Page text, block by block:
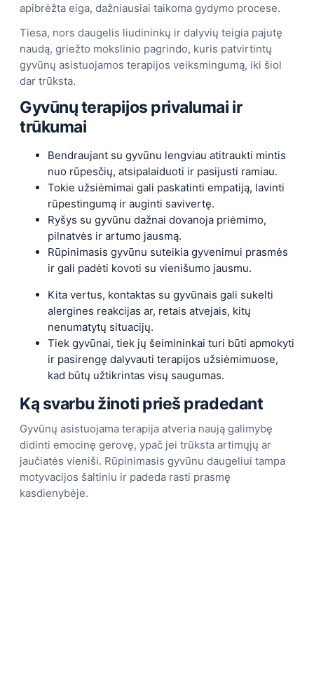
apibrėžta eiga, dažniausiai taikoma gydymo procese.
Tiesa, nors daugelis liudininkų ir dalyvių teigia pajutę
naudą, griežto mokslinio pagrindo, kuris patvirtintų
gyvūnų asistuojamos terapijos veiksmingumą, iki šiol
dar trūksta.
Gyvūnų terapijos privalumai ir
trūkumai
Bendraujant su gyvūnu lengviau atitraukti mintis
nuo rūpesčių, atsipalaiduoti ir pasijusti ramiau.
Tokie užsiėmimai gali paskatinti empatiją, lavinti
rūpestingumą ir auginti savivertę.
Ryšys su gyvūnu dažnai dovanoja priėmimo,
pilnatvės ir artumo jausmą.
Rūpinimasis gyvūnu suteikia gyvenimui prasmės
ir gali padėti kovoti su vienišumo jausmu.
Kita vertus, kontaktas su gyvūnais gali sukelti
alergines reakcijas ar, retais atvejais, kitų
nenumatytų situacijų.
Tiek gyvūnai, tiek jų šeimininkai turi būti apmokyti
ir pasirengę dalyvauti terapijos užsiėmimuose,
kad būtų užtikrintas visų saugumas.
Ką svarbu žinoti prieš pradedant
Gyvūnų asistuojama terapija atveria naują galimybę
didinti emocinę gerovę, ypač jei trūksta artimųjų ar
jaučiatės vieniši. Rūpinimasis gyvūnu daugeliui tampa
motyvacijos šaltiniu ir padeda rasti prasmę
kasdienybėje.